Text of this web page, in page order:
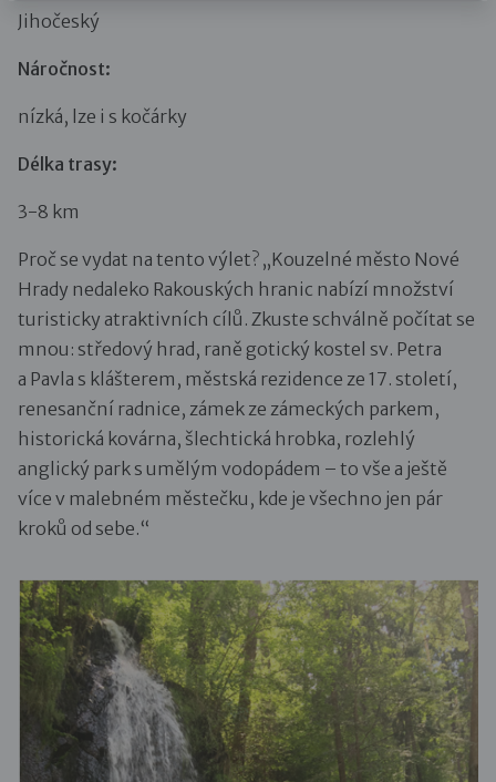
Jihočeský
Náročnost:
nízká, lze i s kočárky
Délka trasy:
3-8 km
Proč se vydat na tento výlet? „Kouzelné město Nové
Hrady nedaleko Rakouských hranic nabízí množství
turisticky atraktivních cílů. Zkuste schválně počítat se
mnou: středový hrad, raně gotický kostel sv. Petra
a Pavla s klášterem, městská rezidence ze 17. století,
renesanční radnice, zámek ze zámeckých parkem,
historická kovárna, šlechtická hrobka, rozlehlý
anglický park s umělým vodopádem – to vše a ještě
více v malebném městečku, kde je všechno jen pár
kroků od sebe.“